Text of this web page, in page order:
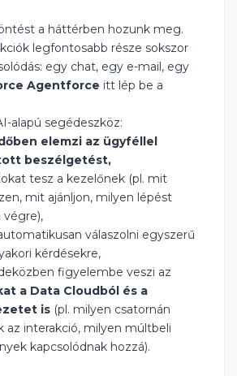
a háttérben hozunk meg.
legfontosabb része sokszor
egy chat, egy e-mail, egy
Agentforce itt lép be a
alapú segédeszköz:
elemzi az ügyféllel
beszélgetést,
tesz a kezelőnek (pl. mit
mit ajánljon, milyen lépést
végre),
válaszolni egyszerű
kérdésekre,
figyelembe veszi az
a Data Cloudból és a
is (pl. milyen csatornán
az interakció, milyen múltbeli
kapcsolódnak hozzá).